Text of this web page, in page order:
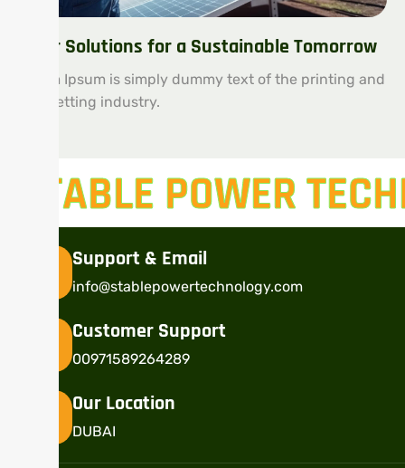
Solar Solutions for a Sustainable Tomorrow
Lorem Ipsum is simply dummy text of the printing and
typesetting industry.
STABLE POWER
Support & Email
info@stablepowertechnology.com
Customer Support
00971589264289
Our Location
DUBAI